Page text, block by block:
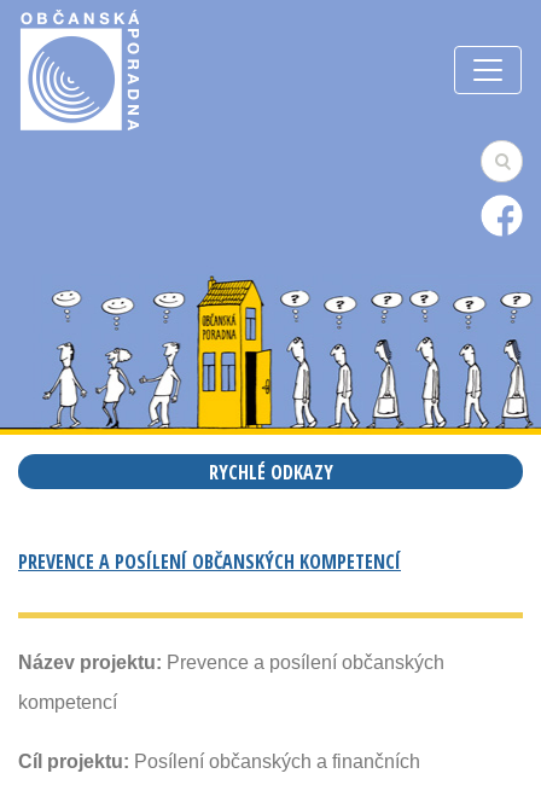
RYCHLÉ ODKAZY
PREVENCE A POSÍLENÍ OBČANSKÝCH KOMPETENCÍ
Název projektu: Prevence a posílení občanských
kompetencí
Cíl projektu: Posílení občanských a finančních